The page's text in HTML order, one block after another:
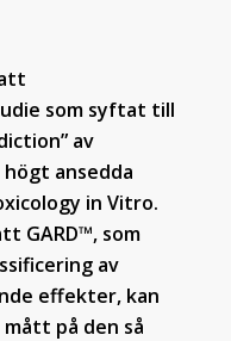
som syftat till
av
ansedda
in Vitro.
GARD™, som
av
effekter, kan
på den så